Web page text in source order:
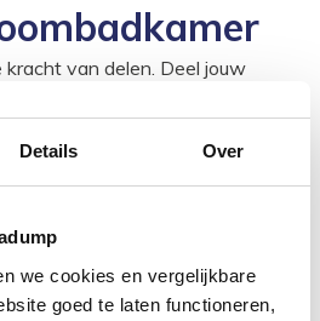
Details Over
we cookies en vergelijkbare
goed te laten functioneren,
van delen. Deel jouw
met #mijndroombadkamer
vol met unieke
Doe je mee?